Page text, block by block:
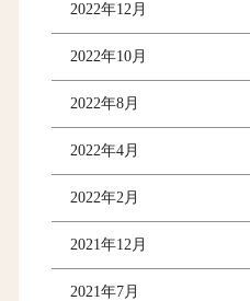
2022年12月
2022年10月
2022年8月
2022年4月
2022年2月
2021年12月
2021年7月